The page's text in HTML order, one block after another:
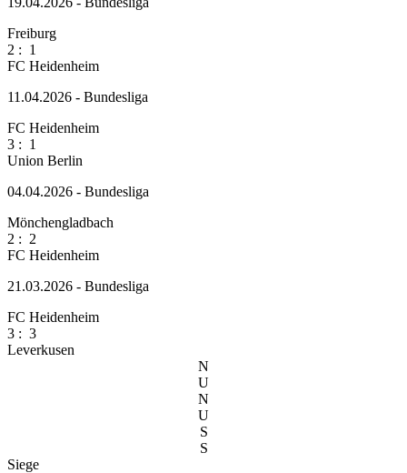
Freiburg
2 : 1
FC Heidenheim
11.04.2026 - Bundesliga
FC Heidenheim
3 : 1
Union Berlin
04.04.2026 - Bundesliga
Mönchengladbach
2 : 2
FC Heidenheim
21.03.2026 - Bundesliga
FC Heidenheim
3 : 3
Leverkusen
N
U
N
U
S
S
Siege